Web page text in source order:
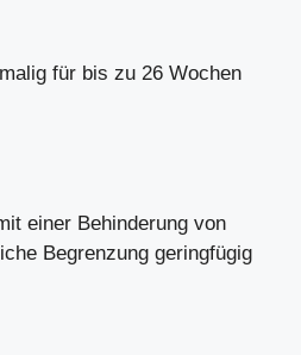
für bis zu 26 Wochen
einer Behinderung von
Begrenzung geringfügig